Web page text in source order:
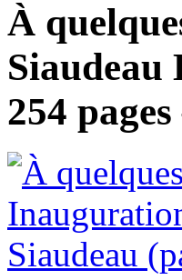
À
Siaudeau
254